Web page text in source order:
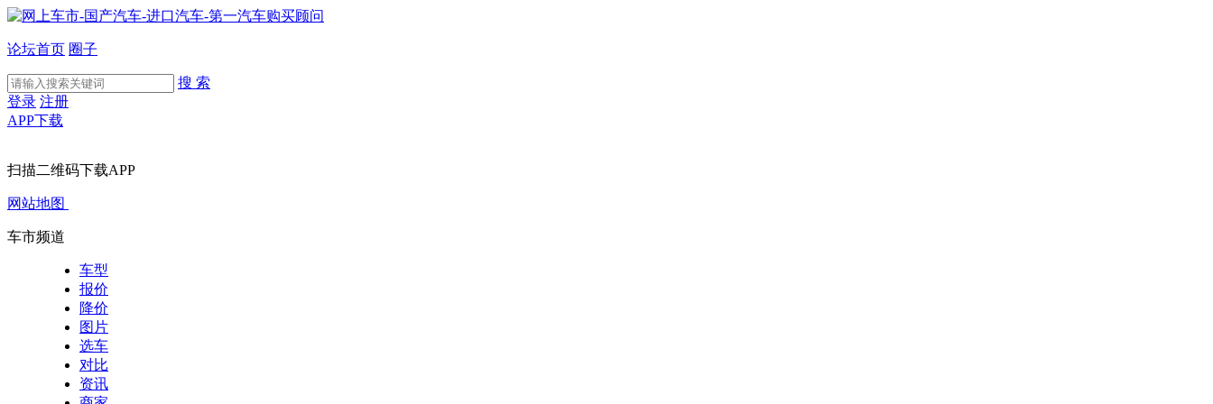
论坛首页 圈子
搜 索
登录 注册
APP下载
扫描二维码下载APP
网站地图
车市频道
车型
报价
降价
图片
选车
对比
资讯